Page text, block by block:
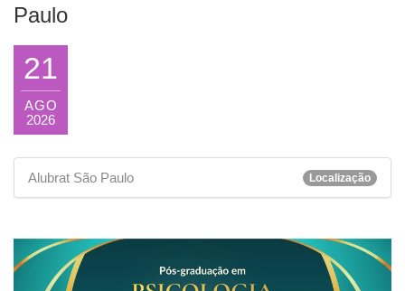
Paulo
21
AGO
2026
Alubrat São Paulo Localização